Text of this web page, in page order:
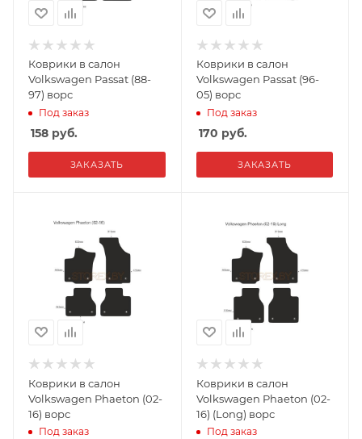
Коврики в салон
Volkswagen Passat (88-
97) ворс
Под заказ
158 руб.
ЗАКАЗАТЬ
Коврики в салон
Volkswagen Passat (96-
05) ворс
Под заказ
170 руб.
ЗАКАЗАТЬ
Коврики в салон
Volkswagen Phaeton (02-
16) ворс
Под заказ
Коврики в салон
Volkswagen Phaeton (02-
16) (Long) ворс
Под заказ